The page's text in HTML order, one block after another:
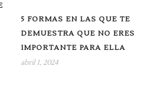
5 FORMAS EN LAS QUE TE
DEMUESTRA QUE NO ERES
IMPORTANTE PARA ELLA
abril 1, 2024